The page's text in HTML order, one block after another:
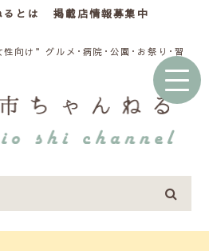
とは 掲載店情報募集中
向け”グルメ･病院･公園･お祭り･習